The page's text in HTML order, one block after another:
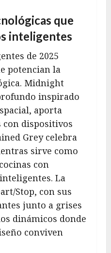
que
inteligentes
de 2025
potencian la
Midnight
inspirado
aporta
con dispositivos
Grey celebra
sirve como
con
La
Stop, con sus
junto a grises
dinámicos donde
conviven